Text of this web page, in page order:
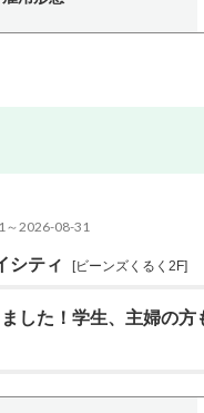
～2026-08-31
シティ [ビーンズくるく2F]
した！学生、主婦の